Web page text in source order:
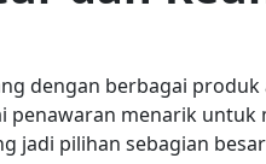
dengan berbagai
penawaran menarik untuk
jadi pilihan sebagian